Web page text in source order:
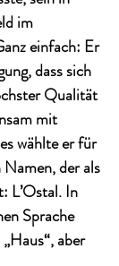
im
einfach: Er
dass sich
Qualität
mit
wählte er für
der als
L’Ostal. In
Sprache
aber